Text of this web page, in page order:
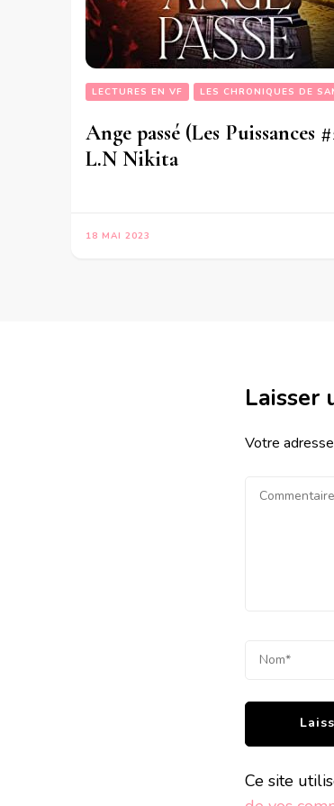
LECTURES EN VF LES CHRONIQUES DE
Ange passé (Les Puissances
L.N Nikita
18 MAI 2023
Laisser
Votre
Ce site